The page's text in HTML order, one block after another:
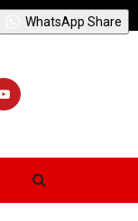
WhatsApp Share